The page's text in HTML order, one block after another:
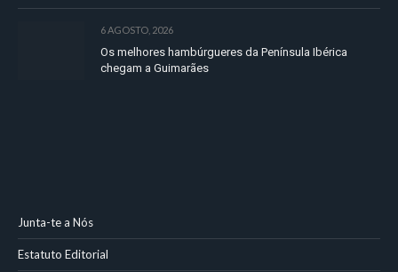
6 AGOSTO, 2026
Os melhores hambúrgueres da Península Ibérica
chegam a Guimarães
Junta-te a Nós
Estatuto Editorial